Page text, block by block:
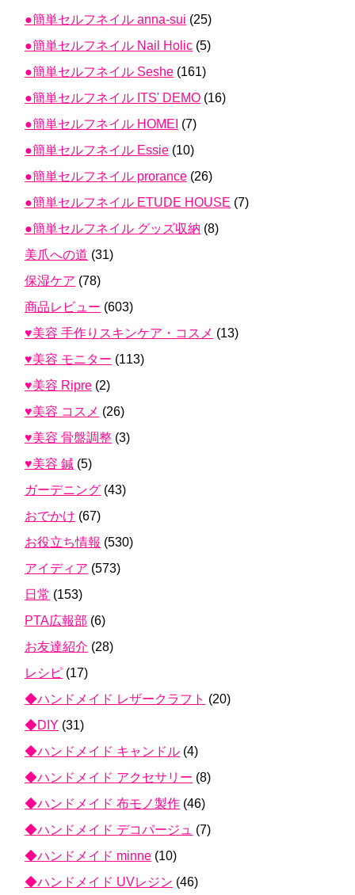
●簡単セルフネイル anna-sui (25)
●簡単セルフネイル Nail Holic (5)
●簡単セルフネイル Seshe (161)
●簡単セルフネイル ITS' DEMO (16)
●簡単セルフネイル HOMEI (7)
●簡単セルフネイル Essie (10)
●簡単セルフネイル prorance (26)
●簡単セルフネイル ETUDE HOUSE (7)
●簡単セルフネイル グッズ収納 (8)
美爪への道 (31)
保湿ケア (78)
商品レビュー (603)
♥美容 手作りスキンケア・コスメ (13)
♥美容 モニター (113)
♥美容 Ripre (2)
♥美容 コスメ (26)
♥美容 骨盤調整 (3)
♥美容 鍼 (5)
ガーデニング (43)
おでかけ (67)
お役立ち情報 (530)
アイディア (573)
日常 (153)
PTA広報部 (6)
お友達紹介 (28)
レシピ (17)
◆ハンドメイド レザークラフト (20)
◆DIY (31)
◆ハンドメイド キャンドル (4)
◆ハンドメイド アクセサリー (8)
◆ハンドメイド 布モノ製作 (46)
◆ハンドメイド デコパージュ (7)
◆ハンドメイド minne (10)
◆ハンドメイド UVレジン (46)